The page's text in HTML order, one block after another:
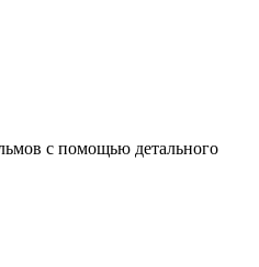
с помощью детального